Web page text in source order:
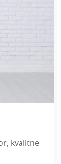
kvalitne